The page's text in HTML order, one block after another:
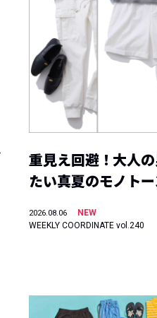
重見え回避！大人
たい真夏のモノトー
2026.08.06
NEW
WEEKLY COORDINATE vol.240